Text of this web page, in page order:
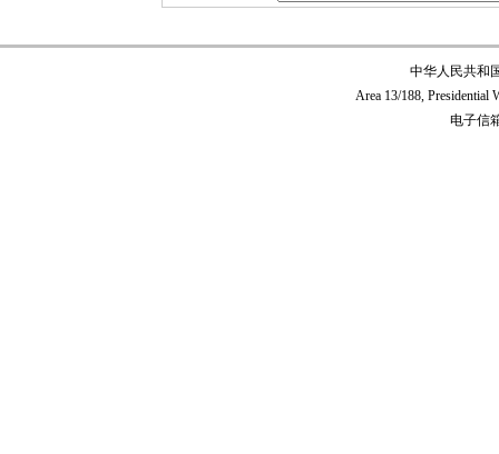
中华人民共和
Area 13/188, Presidential
电子信